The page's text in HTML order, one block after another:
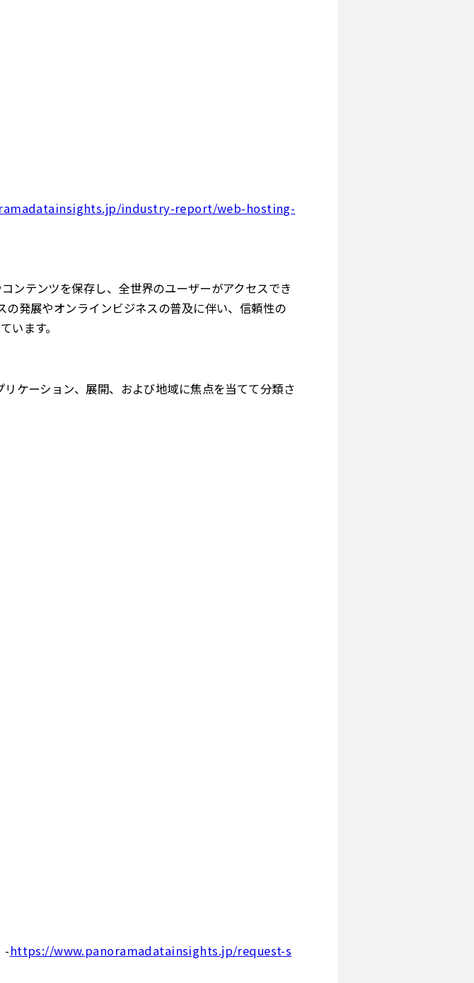
industry-report/web-hosting-
ンテンツを保存し、全世界のユーザーがアクセスでき
発展やオンラインビジネスの普及に伴い、信頼性の
います。
ケーション、展開、および地域に焦点を当てて分類さ
-https://www.panoramadatainsights.jp/request-s